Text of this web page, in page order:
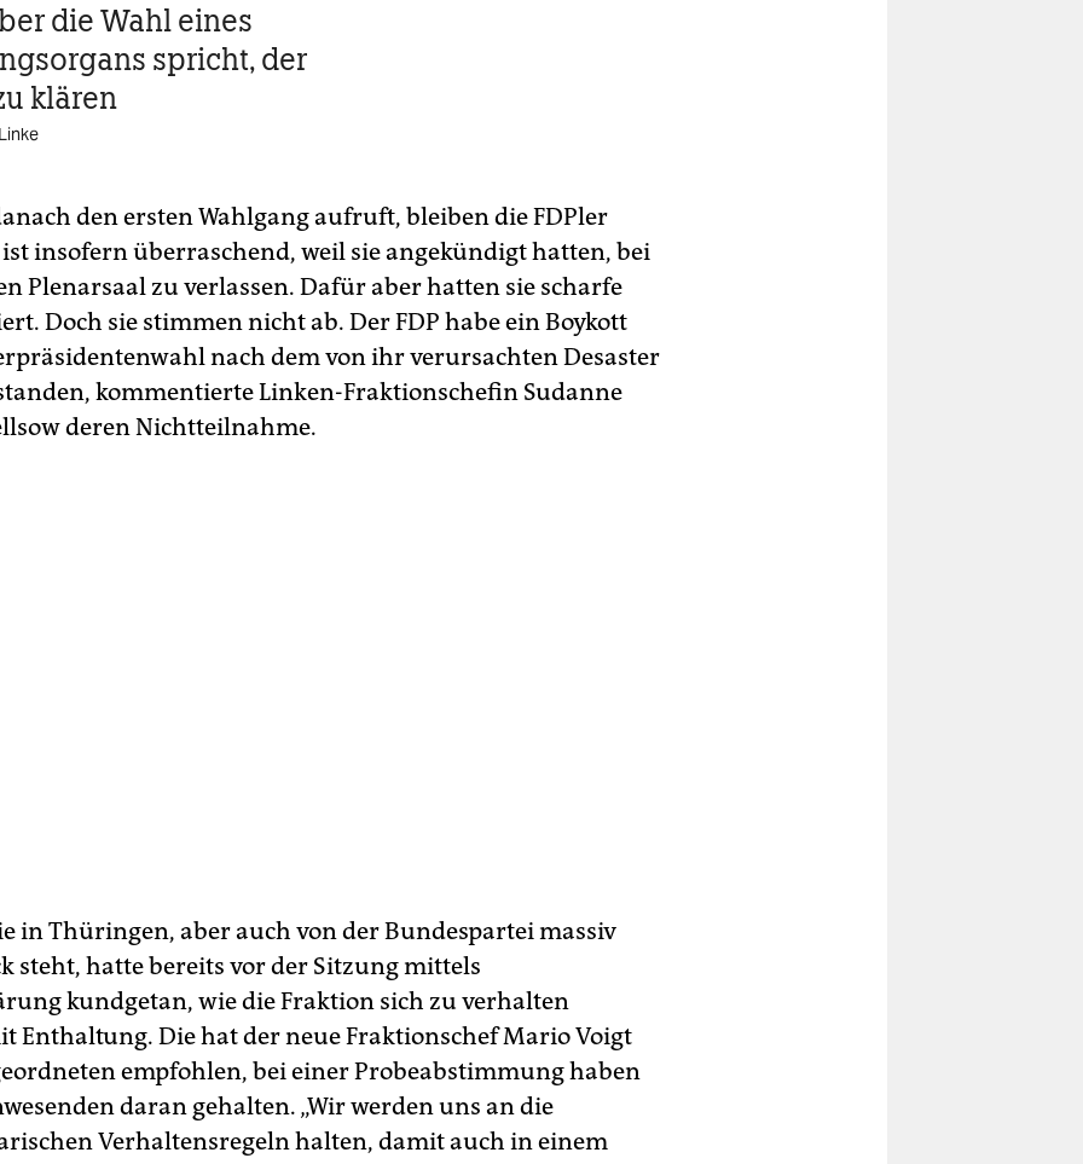
die Wahl eines
spricht, der
klären
den ersten Wahlgang aufruft, bleiben die FDPler
ist insofern überraschend, weil sie angekündigt hatten, bei
Plenarsaal zu verlassen. Dafür aber hatten sie scharfe
Doch sie stimmen nicht ab. Der FDP habe ein Boykott
nach dem von ihr verursachten Desaster
kommentierte Linken-Fraktionschefin Sudanne
deren Nichtteilnahme.
in Thüringen, aber auch von der Bundespartei massiv
steht, hatte bereits vor der Sitzung mittels
kundgetan, wie die Fraktion sich zu verhalten
Enthaltung. Die hat der neue Fraktionschef Mario Voigt
empfohlen, bei einer Probeabstimmung haben
daran gehalten. „Wir werden uns an die
Verhaltensregeln halten, damit auch in einem